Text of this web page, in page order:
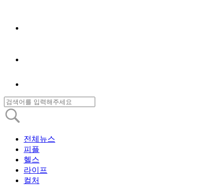
전체뉴스
피플
헬스
라이프
컬처